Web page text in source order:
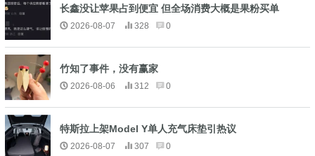
长鑫没让苹果占到便宜 但全场消费大概是果粉买单
2026-08-07 328 0
竹知了事件，没有赢家
2026-08-06 312 0
特斯拉上架Model Y单人充气床垫引热议
2026-08-07 307 0